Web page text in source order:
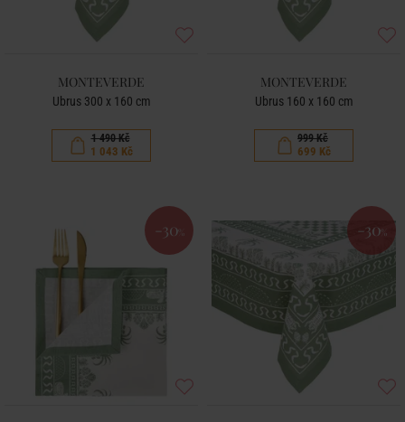
MONTEVERDE
Ubrus 300 x 160 cm
1 490 Kč
1 043 Kč
MONTEVERDE
Ubrus 160 x 160 cm
999 Kč
699 Kč
-30 % -30%